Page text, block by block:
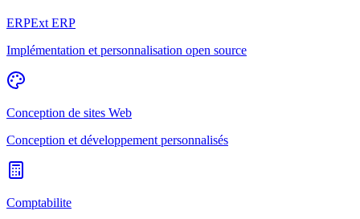
ERPExt ERP
Implémentation et personnalisation open source
Conception de sites Web
Conception et développement personnalisés
Comptabilite